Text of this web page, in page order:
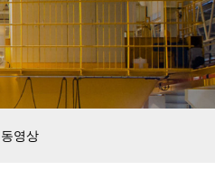
동영상